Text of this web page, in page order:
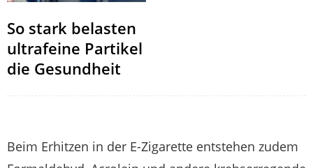
So stark belasten
ultrafeine Partikel
die Gesundheit
Beim Erhitzen in der E-Zigarette entstehen zudem